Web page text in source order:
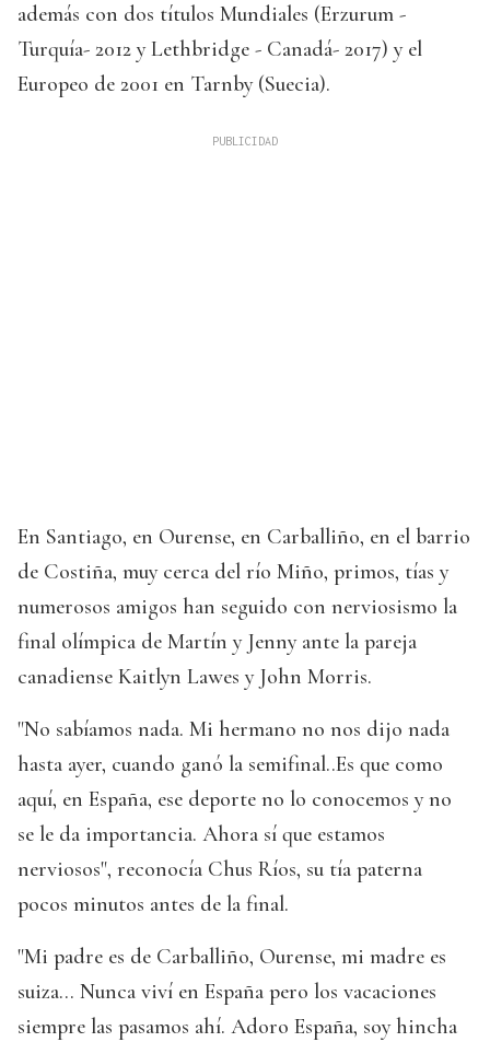
además con dos títulos Mundiales (Erzurum -
Turquía- 2012 y Lethbridge - Canadá- 2017) y el
Europeo de 2001 en Tarnby (Suecia).
En Santiago, en Ourense, en Carballiño, en el barrio
de Costiña, muy cerca del río Miño, primos, tías y
numerosos amigos han seguido con nerviosismo la
final olímpica de Martín y Jenny ante la pareja
canadiense Kaitlyn Lawes y John Morris.
"No sabíamos nada. Mi hermano no nos dijo nada
hasta ayer, cuando ganó la semifinal..Es que como
aquí, en España, ese deporte no lo conocemos y no
se le da importancia. Ahora sí que estamos
nerviosos", reconocía Chus Ríos, su tía paterna
pocos minutos antes de la final.
"Mi padre es de Carballiño, Ourense, mi madre es
suiza... Nunca viví en España pero los vacaciones
siempre las pasamos ahí. Adoro España, soy hincha